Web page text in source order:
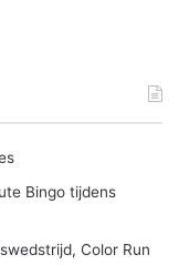
Bingo tijdens
Color Run